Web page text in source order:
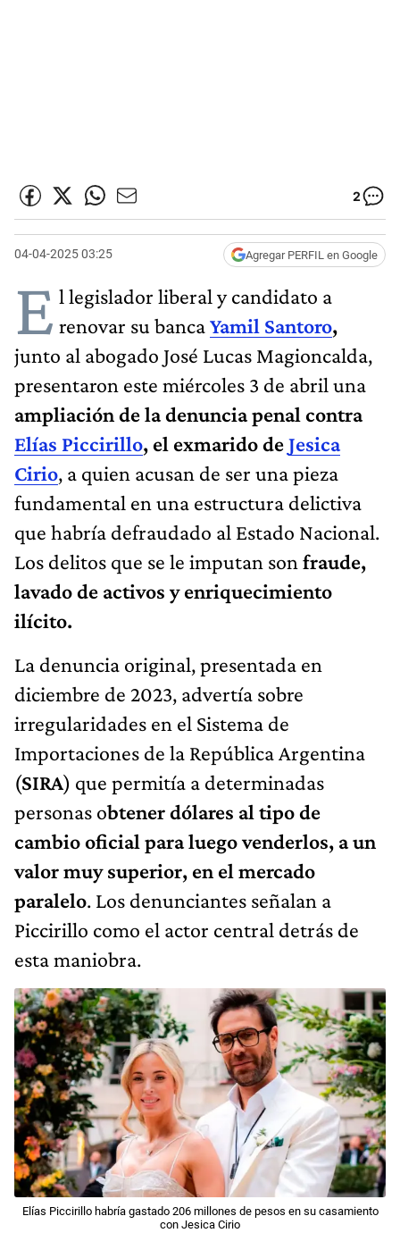
2
04-04-2025 03:25 Agregar PERFIL en Google
E l legislador liberal y candidato a
renovar su bancaYamil Santoro,
junto al abogado José Lucas Magioncalda,
presentaron este miércoles 3 de abril una
ampliación de la denuncia penal contra
Elías Piccirillo, el exmarido deJesica
Cirio, a quien acusan de ser una pieza
fundamental en una estructura delictiva
que habría defraudado al Estado Nacional.
Los delitos que se le imputan son fraude,
lavado de activos y enriquecimiento
ilícito.
La denuncia original, presentada en
diciembre de 2023, advertía sobre
irregularidades en el Sistema de
Importaciones de la República Argentina
(SIRA) que permitía a determinadas
personas obtener dólares al tipo de
cambio oficial para luego venderlos, a un
valor muy superior, en el mercado
paralelo. Los denunciantes señalan a
Piccirillo como el actor central detrás de
esta maniobra.
Elías Piccirillo habría gastado 206 millones de pesos ​en su casamiento
con Jesica Cirio